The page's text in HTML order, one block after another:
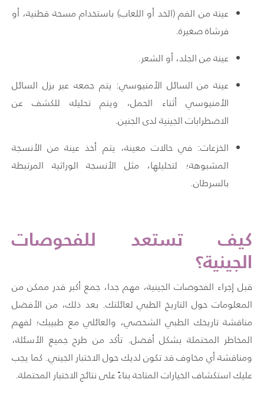
عينة من الفم (الخد أو اللعاب) باستخدام مسحة قطنية، أو
فرشاة صغيرة.
عينة من الجلد، أو الشعر.
عينة من السائل الأمنيوسي: يتم جمعه عبر بزل السائل
الأمنيوسي أثناء الحمل، ويتم تحليله للكشف عن
الاضطرابات الجينية لدى الجنين.
الخزعات: في حالات معينة، يتم أخذ عينة من الأنسجة
المشبوهة؛ لتحليلها، مثل الأنسجة الوراثية المرتبطة
بالسرطان.
كيف تستعد للفحوصات
الجينية؟
قبل إجراء الفحوصات الجينية، مهم جدا، جمع أكبر قدر ممكن من
المعلومات حول التاريخ الطبي لعائلتك. بعد ذلك، من الأفضل
مناقشة تاريخك الطبي الشخصي، والعائلي مع طبيبك؛ لفهم
المخاطر المحتملة بشكل أفضل. تأكد من طرح جميع الأسئلة،
ومناقشة أي مخاوف قد تكون لديك حول الاختبار الجيني. كما يجب
عليك استكشاف الخيارات المتاحة بناءً على نتائج الاختبار المحتملة.